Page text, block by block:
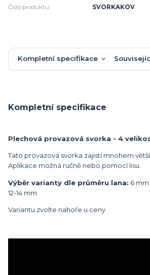
Číslo produktu: SVORKAKOV
Kompletní specifikace
Kompletní specifikace
Plechová provazová svorka - 4
Tato provazová svorka zajistí mnohem
Aplikace možná ručně nebo pomocí lisu.
Výběr varianty dle průměru lana: 6
12-14 mm
Variantu zvolte nahoře u ceny